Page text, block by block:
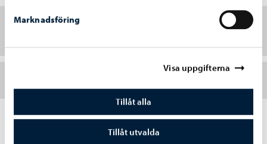
Marknadsföring
Visa uppgifterna
Tillåt alla
Tillåt utvalda
Studerandekår och studerandekårstyrelse (SKS) i